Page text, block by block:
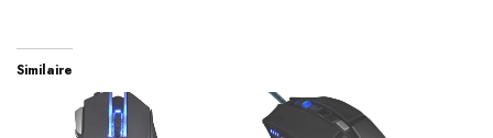
Similaire